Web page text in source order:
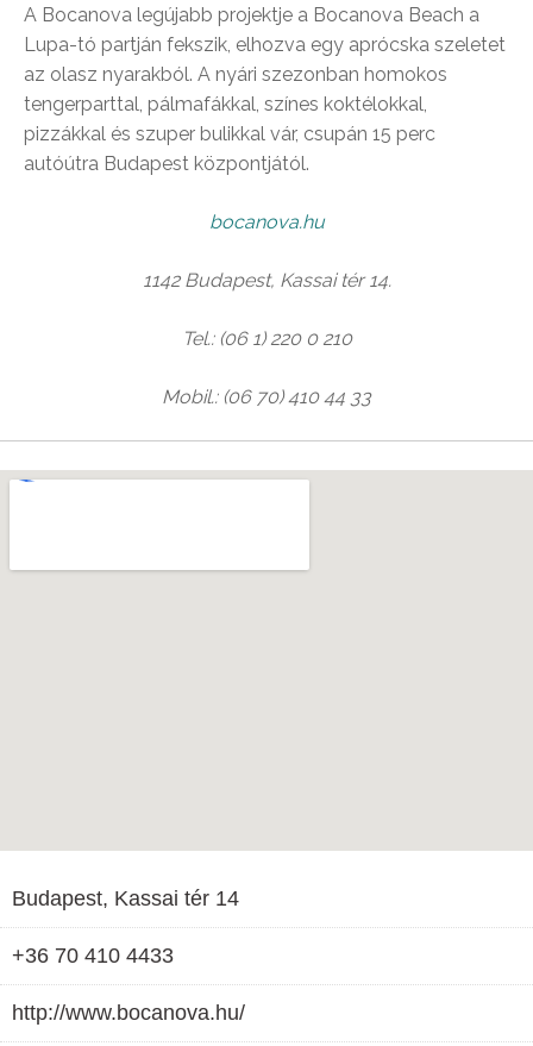
A Bocanova legújabb projektje a Bocanova Beach a
Lupa-tó partján fekszik, elhozva egy aprócska szeletet
az olasz nyarakból. A nyári szezonban homokos
tengerparttal, pálmafákkal, színes koktélokkal,
pizzákkal és szuper bulikkal vár, csupán 15 perc
autóútra Budapest központjától.
bocanova.hu
1142 Budapest, Kassai tér 14.
Tel.: (06 1) 220 0 210
Mobil.: (06 70) 410 44 33
Budapest, Kassai tér 14
+36 70 410 4433
http://www.bocanova.hu/